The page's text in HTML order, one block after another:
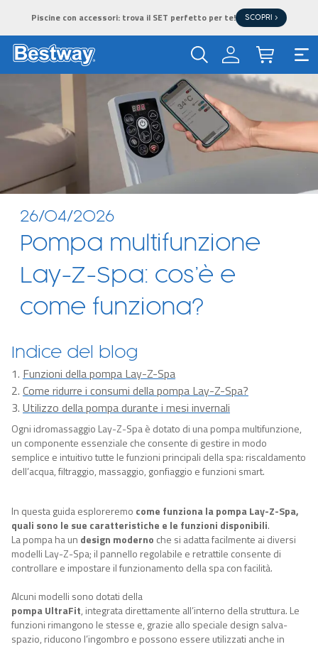
Piscine con accessori: trova il SET perfetto per te! SCOPRI >
26/04/2026
Pompa multifunzione
Lay-Z-Spa: cos’è e
come funziona?
Indice del blog
Funzioni della pompa Lay-Z-Spa
Come ridurre i consumi della pompa Lay-Z-Spa?
Utilizzo della pompa durante i mesi invernali
Ogni idromassaggio Lay-Z-Spa è dotato di una pompa multifunzione,
un componente essenziale che consente di gestire in modo
semplice e intuitivo tutte le funzioni principali della spa: riscaldamento
dell’acqua, filtraggio, massaggio, gonfiaggio e funzioni smart.
In questa guida esploreremo come funziona la pompa Lay-Z-Spa,
quali sono le sue caratteristiche e le funzioni disponibili.
La pompa haun design moderno che si adatta facilmente ai diversi
modelli Lay-Z-Spa; il pannello regolabile e retrattile consente di
controllare e impostare il funzionamento della spa con facilità.
Alcuni modelli sono dotati della
pompa UltraFit, integratadirettamente all’interno della struttura. Le
funzioni rimangono le stesse e, grazie allo speciale design salva-
spazio, riducono l’ingombro e possono essere utilizzati anche in